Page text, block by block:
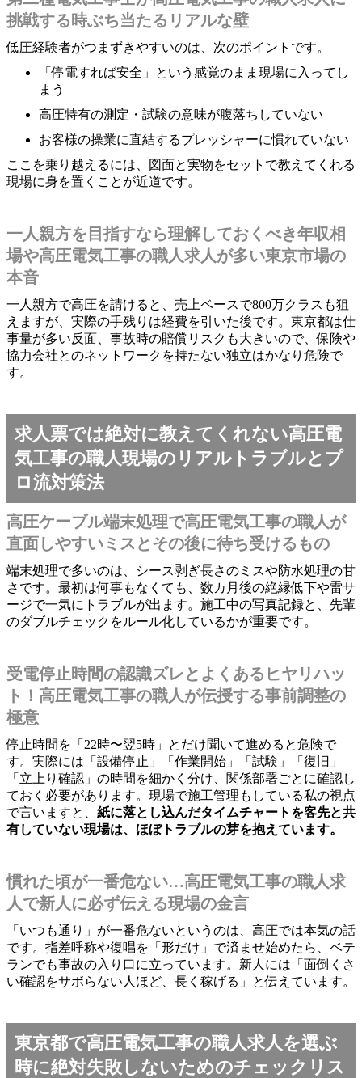
挑戦する時ぶち当たるリアルな壁
低圧経験者がつまずきやすいのは、次のポイントです。
「停電すれば安全」という感覚のまま現場に入ってし
まう
高圧特有の測定・試験の意味が腹落ちしていない
お客様の操業に直結するプレッシャーに慣れていない
ここを乗り越えるには、図面と実物をセットで教えてくれる
現場に身を置くことが近道です。
一人親方を目指すなら理解しておくべき年収相
場や高圧電気工事の職人求人が多い東京市場の
本音
一人親方で高圧を請けると、売上ベースで800万クラスも狙
えますが、実際の手残りは経費を引いた後です。東京都は仕
事量が多い反面、事故時の賠償リスクも大きいので、保険や
協力会社とのネットワークを持たない独立はかなり危険で
す。
求人票では絶対に教えてくれない高圧電
気工事の職人現場のリアルトラブルとプ
ロ流対策法
高圧ケーブル端末処理で高圧電気工事の職人が
直面しやすいミスとその後に待ち受けるもの
端末処理で多いのは、シース剥ぎ長さのミスや防水処理の甘
さです。最初は何事もなくても、数カ月後の絶縁低下や雷サ
ージで一気にトラブルが出ます。施工中の写真記録と、先輩
のダブルチェックをルール化しているかが重要です。
受電停止時間の認識ズレとよくあるヒヤリハッ
ト！高圧電気工事の職人が伝授する事前調整の
極意
停止時間を「22時〜翌5時」とだけ聞いて進めると危険で
す。実際には「設備停止」「作業開始」「試験」「復旧」
「立上り確認」の時間を細かく分け、関係部署ごとに確認し
ておく必要があります。現場で施工管理もしている私の視点
で言いますと、 紙に落とし込んだタイムチャートを客先と共
有していない現場は、ほぼトラブルの芽を抱えています。
慣れた頃が一番危ない…高圧電気工事の職人求
人で新人に必ず伝える現場の金言
「いつも通り」が一番危ないというのは、高圧では本気の話
です。指差呼称や復唱を「形だけ」で済ませ始めたら、ベテ
ランでも事故の入り口に立っています。新人には「面倒くさ
い確認をサボらない人ほど、長く稼げる」と伝えています。
東京都で高圧電気工事の職人求人を選ぶ
時に絶対失敗しないためのチェックリス